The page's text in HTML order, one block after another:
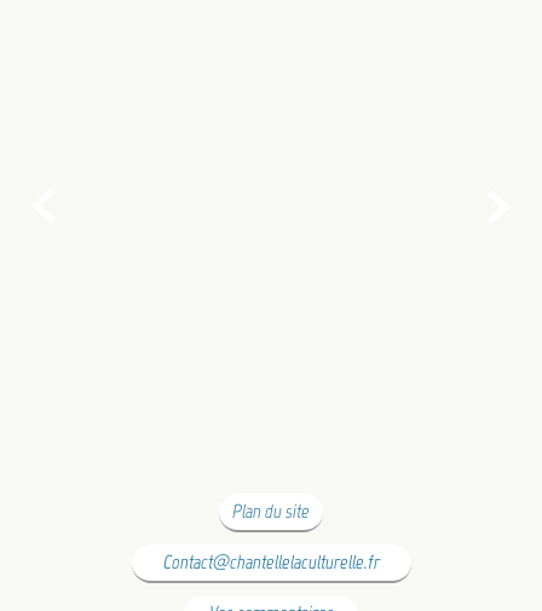
Plan du site
Contact@chantellelaculturelle.fr